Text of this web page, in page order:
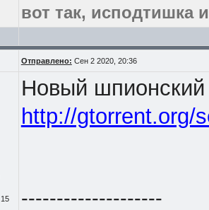
вот так, исподтишка
Отправлено: Сен 2 2020, 20:36
Новый шпионский
http://gtorrent.org/
--------------------